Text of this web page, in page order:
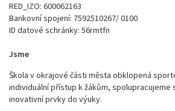
RED_IZO: 600062163
Bankovní spojení: 7592510267/ 0100
ID datové schránky: 56rmtfn
Jsme
Škola v okrajové části města obklopená
individuální přístup k žákům, spolupracujeme
inovativní prvky do výuky.